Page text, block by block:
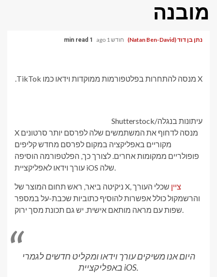
מובנה
נתן בן דוד (Natan Ben-David) חודש 1 ago 1 min read
X מנסה להתחרות בפלטפורמות ממוקדות וידאו כמו TikTok.
עיתונות בנגלה/Shutterstock
X מנסה לדחוף את המשתמשים שלה לפרסם יותר סרטונים
מקוריים באפליקציה במקום לפרסם מחדש קליפים
פופולריים ממקומות אחרים. לצורך כך, הפלטפורמה הוסיפה
עורך וידאו לאפליקציית iOS שלה.
ניקיטה ביאר, ראש תחום המוצר של X, ציין שכלי העורך
והרשמקול כולל אפשרות להוסיף כתוביות שכבת-על במספר
שפות עם מראה מותאם אישית. יש גם תכונת מסך ירוק.
היום אנו משיקים עורך וידאו ומקליט חדשים לגמרי
באפליקציית iOS.